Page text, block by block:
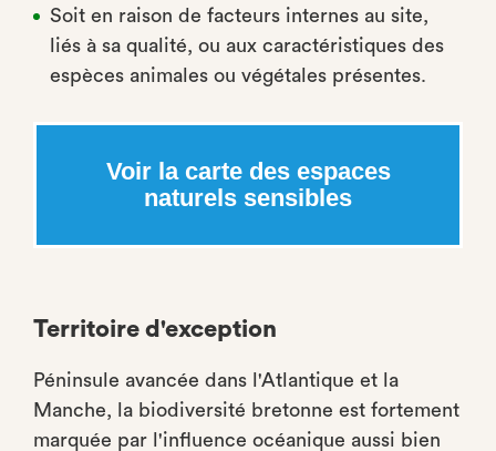
Soit en raison de facteurs internes au site,
liés à sa qualité, ou aux caractéristiques des
espèces animales ou végétales présentes.
Voir la carte des espaces
naturels sensibles
Territoire d'exception
Péninsule avancée dans l'Atlantique et la
Manche, la biodiversité bretonne est fortement
marquée par l'influence océanique aussi bien